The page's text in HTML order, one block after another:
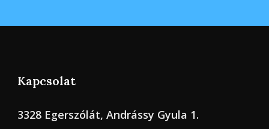
Kapcsolat
3328 Egerszólát, Andrássy Gyula 1.